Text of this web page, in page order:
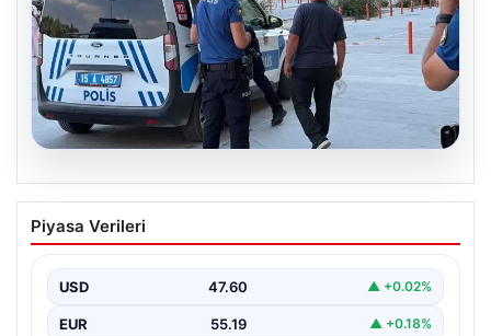
Park yeri kavgası kanlı bitti: Baba ve
oğlu bıçaklandı
Piyasa Verileri
USD 47.60 ▲ +0.02%
EUR 55.19 ▲ +0.18%